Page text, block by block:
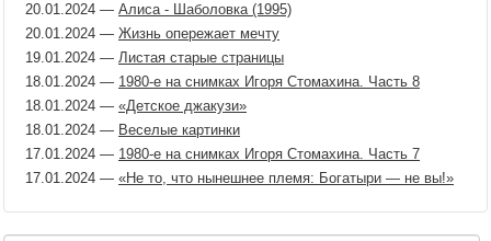
20.01.2024 — Алиса - Шаболовка (1995)
20.01.2024 — Жизнь опережает мечту
19.01.2024 — Листая старые страницы
18.01.2024 — 1980-е на снимках Игоря Стомахина. Часть 8
18.01.2024 — «Детское джакузи»
18.01.2024 — Веселые картинки
17.01.2024 — 1980-е на снимках Игоря Стомахина. Часть 7
17.01.2024 — «Не то, что нынешнее племя: Богатыри — не вы!»